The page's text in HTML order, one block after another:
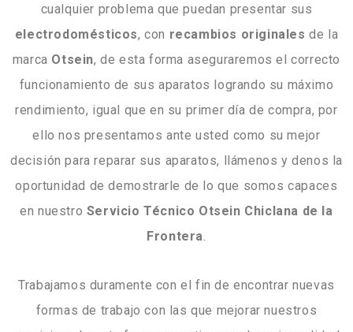
cualquier problema que puedan presentar sus
electrodomésticos, con recambios originales de la
marca Otsein, de esta forma aseguraremos el correcto
funcionamiento de sus aparatos logrando su máximo
rendimiento, igual que en su primer día de compra, por
ello nos presentamos ante usted como su mejor
decisión para reparar sus aparatos, llámenos y denos la
oportunidad de demostrarle de lo que somos capaces
en nuestro Servicio Técnico Otsein Chiclana de la
Frontera
Trabajamos duramente con el fin de encontrar nuevas
formas de trabajo con las que mejorar nuestros